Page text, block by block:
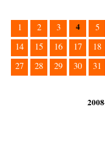
1 2 3 4 5
14
15 16 17 18
27
28 29 30 31